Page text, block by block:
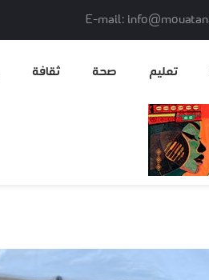
تعليم صحة ثقافة